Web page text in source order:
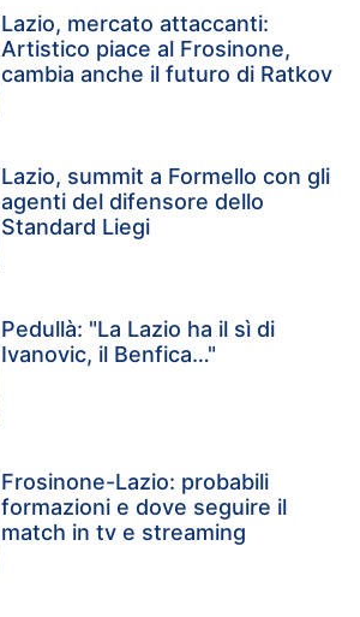
Lazio, mercato attaccanti:
Artistico piace al Frosinone,
cambia anche il futuro di Ratkov
Lazio, summit a Formello con gli
agenti del difensore dello
Standard Liegi
Pedullà: "La Lazio ha il sì di
Ivanovic, il Benfica…"
Frosinone-Lazio: probabili
formazioni e dove seguire il
match in tv e streaming